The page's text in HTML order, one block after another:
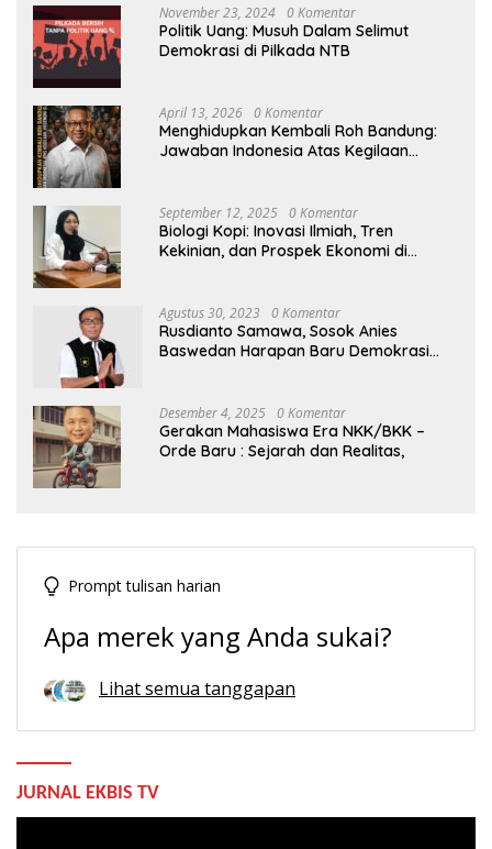
November 23, 2024 0 Komentar
Politik Uang: Musuh Dalam Selimut
Demokrasi di Pilkada NTB
April 13, 2026 0 Komentar
Menghidupkan Kembali Roh Bandung:
Jawaban Indonesia Atas Kegilaan
September 12, 2025 0 Komentar
Biologi Kopi: Inovasi Ilmiah, Tren
Kekinian, dan Prospek Ekonomi di
Agustus 30, 2023 0 Komentar
Rusdianto Samawa, Sosok Anies
Baswedan Harapan Baru Demokrasi
Desember 4, 2025 0 Komentar
Gerakan Mahasiswa Era NKK/BKK –
Orde Baru : Sejarah dan Realitas,
Prompt tulisan harian
Apa merek yang Anda sukai?
Lihat semua tanggapan
JURNAL EKBIS TV